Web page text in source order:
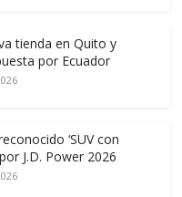
tienda en Quito y
por Ecuador
‘SUV con
J.D. Power 2026